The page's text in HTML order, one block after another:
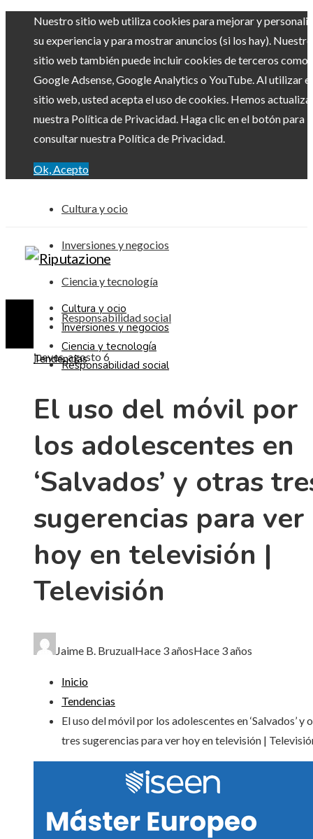
Nuestro sitio web utiliza cookies para mejorar y
su experiencia y para mostrar anuncios (si los hay). Nuestro
sitio web también puede incluir cookies de terceros como
Google Adsense, Google Analytics o YouTube. Al utilizar el
sitio web, usted acepta el uso de cookies. Hemos
nuestra Política de Privacidad. Haga clic en el botón para
consultar nuestra Política de Privacidad.
Ok, Acepto
Cultura y ocio
Inversiones y negocios
Ciencia y tecnología
Responsabilidad social
jueves, agosto 6
Cultura y ocio
Inversiones y negocios
Ciencia y tecnología
Responsabilidad social
Tendencias
El uso del móvil por
los adolescentes en
‘Salvados’ y otras
sugerencias para ver
hoy en televisión |
Televisión
Jaime B. BruzualHace 3 añosHace 3 años
Inicio
Tendencias
El uso del móvil por los adolescentes en ‘Salvados’ y
tres sugerencias para ver hoy en televisión |